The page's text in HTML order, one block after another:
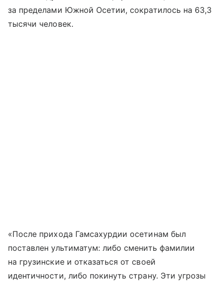
за пределами Южной Осетии, сократилось на 63,3
тысячи человек.
«После прихода Гамсахурдии осетинам был
поставлен ультиматум: либо сменить фамилии
на грузинские и отказаться от своей
идентичности, либо покинуть страну. Эти угрозы